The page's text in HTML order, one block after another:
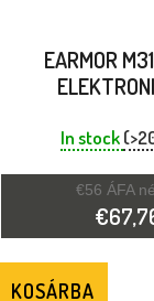
EARMOR
PRÉRIFARKAS
In stock
€56 ÁFA
KOSÁRBA